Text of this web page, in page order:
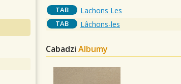
TAB Lachons Les
TAB Lâchons-les
Cabadzi Albumy